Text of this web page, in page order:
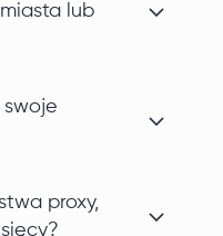
lub
swoje
proxy,